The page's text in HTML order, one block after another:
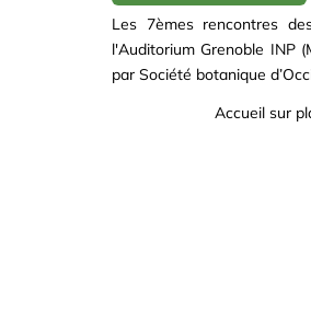
Les 7èmes rencontres
l'Auditorium Grenoble INP
par Société botanique
Accueil sur